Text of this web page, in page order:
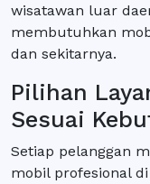
wisatawan luar
membutuhkan
dan sekitarnya.
Pilihan
Sesuai
Setiap pelanggan
mobil profesional